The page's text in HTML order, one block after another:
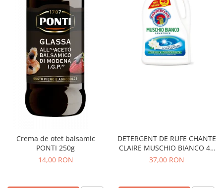
Crema de otet balsamic
PONTI 250g
14,00 RON
DETERGENT DE RUFE CHANTE
CLAIRE MUSCHIO BIANCO 46
SPALARI
37,00 RON